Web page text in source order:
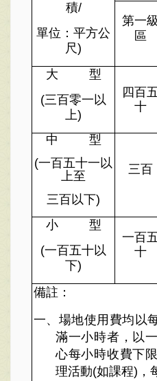
積/
單位：平方公
尺)
第一級
區
大
型
(三百零一以
上)
四百
十
中
型
(一百五十一以
上至
三百以下)
三百
小
型
(一百五十以
下)
一百
十
備註：
一、場地使用費均以
滿一小時者，以
心每小時收費下
理活動(如課程)